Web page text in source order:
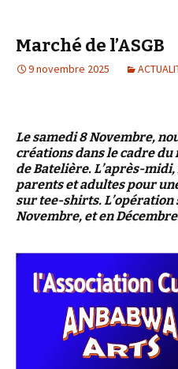
Marché de l’ASGB
9 novembre 2025
Le samedi 8 Novembre,
créations dans le cadre du
de Batelière. L’après-
parents et adultes pour
sur tee-shirts. L’opération
Novembre, et en